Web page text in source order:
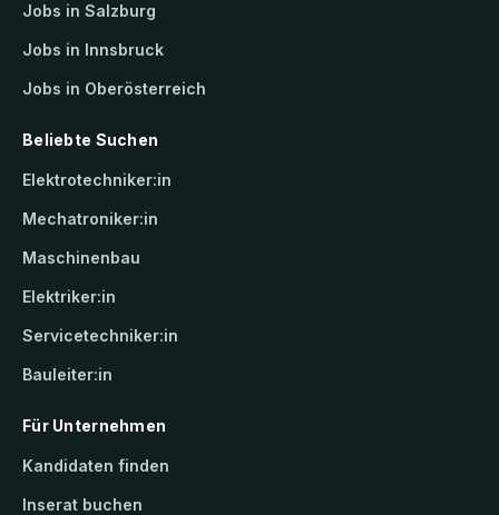
Jobs in Salzburg
Jobs in Innsbruck
Jobs in Oberösterreich
Beliebte Suchen
Elektrotechniker:in
Mechatroniker:in
Maschinenbau
Elektriker:in
Servicetechniker:in
Bauleiter:in
Für Unternehmen
Kandidaten finden
Inserat buchen